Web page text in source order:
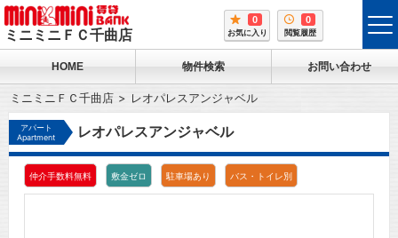
ミニミニＦＣ千曲店
0
お気に入り
0
閲覧履歴
HOME 物件検索 お問い合わせ
ミニミニＦＣ千曲店 レオパレスアンジャベル
アパート
Apartment
レオパレスアンジャベル
仲介手数料無料 敷金ゼロ 駐車場あり バス・トイレ別